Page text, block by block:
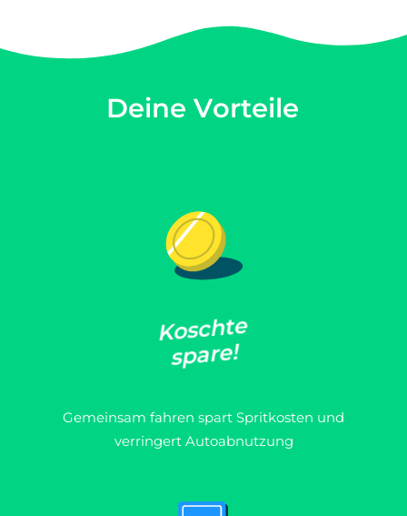
Deine Vorteile
Koschte
spare!
Gemeinsam fahren spart Spritkosten und
verringert Autoabnutzung